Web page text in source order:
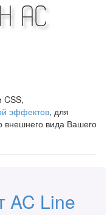
AC
CSS,
эффектов, для
внешнего вида Вашего
AC Line